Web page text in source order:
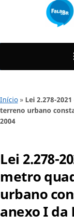
Início » Lei 2.278-
terreno urbano
2004
Lei 2.278-
metro
urbano
anexo I da